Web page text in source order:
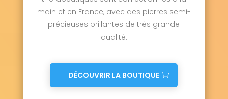
main et en France, avec des pierres semi-
précieuses brillantes de très grande
qualité.
DÉCOUVRIR LA BOUTIQUE